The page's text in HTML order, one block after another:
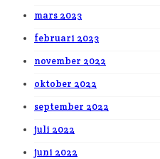
mars 2023
februari 2023
november 2022
oktober 2022
september 2022
juli 2022
juni 2022